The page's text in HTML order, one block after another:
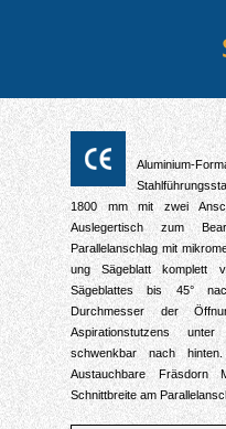
Aluminium-
1800 mm mit zwei
Auslegertisch zum
Parallelanschlag mit
ung Sägeblatt komplett
Sägeblattes bis 45°
Durchmesser der
Aspirationstutzens
schwenkbar nach hinten.
Austauchbare
Fräsdorn
Schnittbreite am